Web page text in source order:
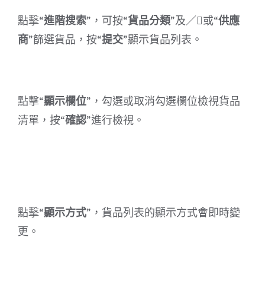
點擊“進階搜索”，可按“貨品分類”及／或“供應
商”篩選貨品，按“提交”顯示貨品列表。
點擊“顯示欄位”，勾選或取消勾選欄位檢視貨品
清單，按“確認”進行檢視。
點擊“顯示方式”，貨品列表的顯示方式會即時變
更。